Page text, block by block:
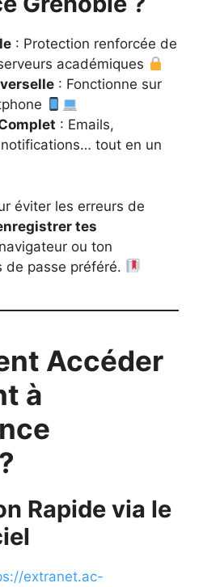
: Protection renforcée de
académiques
: Fonctionne sur
: Emails,
tout en un
éviter les erreurs de
tes
ou ton
de passe préféré.
Accéder
à
Rapide via le
extranet.ac-